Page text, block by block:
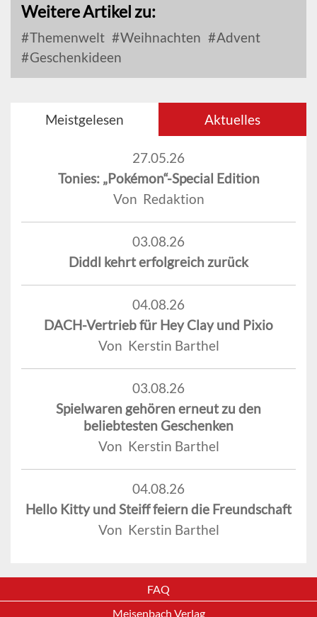
Weitere Artikel zu:
Themenwelt Weihnachten
Advent
Geschenkideen
Meistgelesen Aktuelles
27.05.26
Tonies: „Pokémon“-Special Edition
Von Redaktion
03.08.26
Diddl kehrt erfolgreich zurück
04.08.26
DACH-Vertrieb für Hey Clay und Pixio
Von Kerstin Barthel
03.08.26
Spielwaren gehören erneut zu den
beliebtesten Geschenken
Von Kerstin Barthel
04.08.26
Hello Kitty und Steiff feiern die Freundschaft
Von Kerstin Barthel
FAQ
Meisenbach Verlag